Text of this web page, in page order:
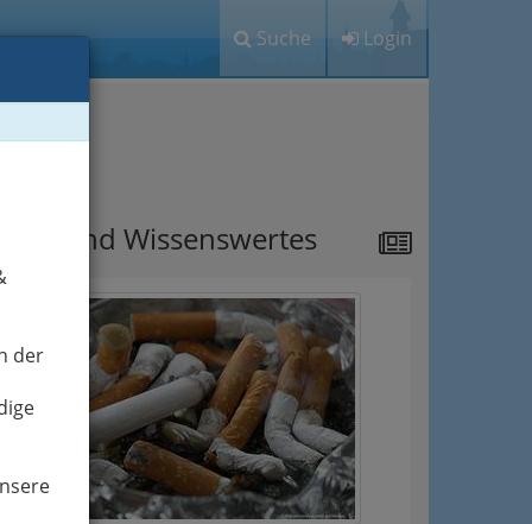
Suche Login
der
und Wissenswertes